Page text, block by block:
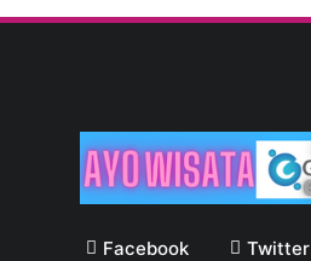
Facebook Twitter